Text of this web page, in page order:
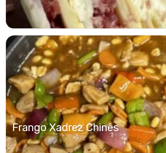
Frango Xadrez Chinês